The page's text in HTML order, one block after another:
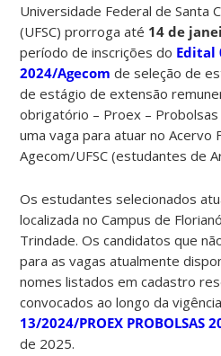
Universidade Federal de Santa
(UFSC) prorroga até 14 de
período de inscrições do Edital
2024/Agecom de seleção de
de estágio de extensão
obrigatório – Proex –
uma vaga para atuar no Acervo
Agecom/UFSC (estudantes de
Os estudantes selecionados
localizada no Campus de
Trindade. Os candidatos que
para as vagas atualmente
nomes listados em cadastro
convocados ao longo da
13/2024/PROEX PROBOLSAS
de 2025.